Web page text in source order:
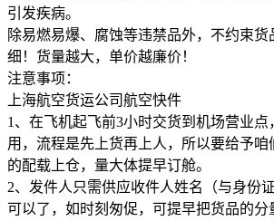
引发疾病。
除易燃易爆、腐蚀等违禁品外，不约束货
细！货量越大，单价越廉价！
注意事项：
上海航空货运公司航空快件
1、在飞机起飞前3小时交货到机场营业
用，流程是先上货再上人，所以要给予咱
的配载上仓，量大体提早订舱。
2、发件人只需供应收件人姓名（与身份
可以了，如时刻匆促，可提早把货品的分